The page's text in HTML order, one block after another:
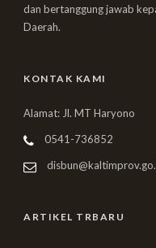
dan bertanggung jawab
Daerah.
KONTAK KAMI
Alamat: Jl. MT Haryono
0541-736852
ARTIKEL TRBARU